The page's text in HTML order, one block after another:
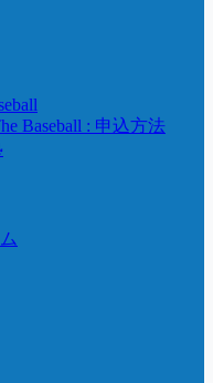
Baseball : 申込方法